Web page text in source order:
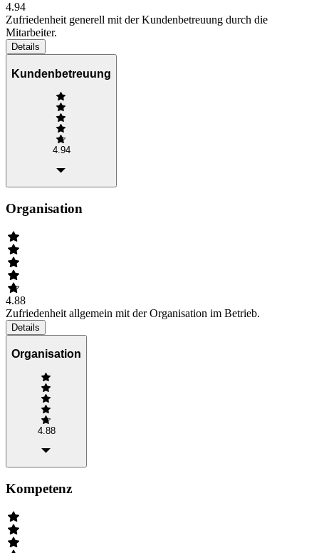
4.94
Zufriedenheit generell mit der Kundenbetreuung durch die
Mitarbeiter.
Details
Kundenbetreuung
4.94
Organisation
4.88
Zufriedenheit allgemein mit der Organisation im Betrieb.
Details
Organisation
4.88
Kompetenz